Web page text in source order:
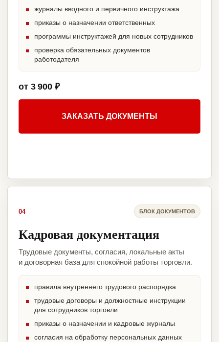
журналы вводного и первичного инструктажа
приказы о назначении ответственных
программы инструктажей для новых сотрудников
проверка обязательных документов
работодателя
от 3 900 ₽
ЗАКАЗАТЬ ДОКУМЕНТЫ
04 БЛОК ДОКУМЕНТОВ
Кадровая документация
Трудовые документы, согласия, локальные акты
и договорная база для спокойной работы торговли.
правила внутреннего трудового распорядка
трудовые договоры и должностные инструкции
для сотрудников торговли
приказы о назначении и кадровые журналы
согласия на обработку персональных данных